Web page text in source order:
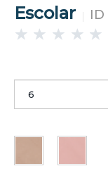
Escolar
ID